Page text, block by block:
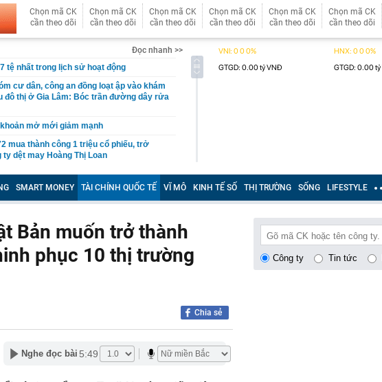
Chọn mã CK
cần theo dõi
Chọn mã CK
cần theo dõi
Chọn mã CK
cần theo dõi
Chọn mã CK
cần theo dõi
Chọn mã CK
cần theo dõi
Chọn mã CK
cần theo dõi
Đọc nhanh >>
tệ nhất trong lịch sử hoạt động
cư dân, công an đồng loạt ập vào khám
đô thị ở Gia Lâm: Bóc trần đường dây rửa
mở mới giảm mạnh
mua thành công 1 triệu cổ phiếu, trở
dệt may Hoàng Thị Loan
5 Việt Nam, là “ cột mốc thiêng liêng đẹp
3.000m, điểm đến "trong mơ" của dân
danh "Hệ thống Y khoa tốt nhất Việt Nam
cắt margin trong tháng 8
1 tỷ USD ở nước ngoài trong nửa đầu
62.000 tỷ đồng, lớn hơn cả Vinhomes,
Bách Hóa Xanh, An Khang, vốn hóa
SMART MONEY TÀI CHÍNH QUỐC TẾ VĨ MÔ KINH TẾ SỐ THỊ TRƯỜNG SỐNG LIFESTYLE
Bản muốn trở thành
phục 10 thị trường
Chia sẻ
Nghe đọc bài 5:49
Công ty Tin tức